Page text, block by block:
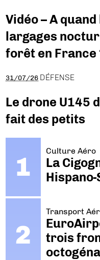
Vidéo – A
largages
forêt en France
31/07/26 DÉFENSE
Le drone U145
fait des petits
Culture Aéro
La
Transport
trois